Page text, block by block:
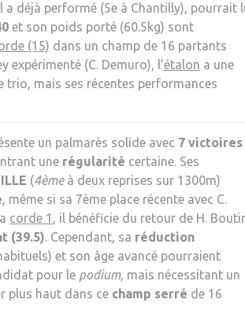
déjà performé (5e à Chantilly), pourrait
et son poids porté (60.5kg) sont
(15) dans un champ de 16 partants
expérimenté (C. Demuro), l’étalon a une
trio, mais ses récentes performances
un palmarès solide avec 7 victoires
une régularité certaine. Ses
(4èmeà deux reprises sur 1300m)
, même si sa 7ème place récente avec C.
corde 1 , il bénéficie du retour de H.
(39.5). Cependant, sa réduction
et son âge avancé pourraient
pour le podium, mais nécessitant un
plus haut dans ce champ serré de 16